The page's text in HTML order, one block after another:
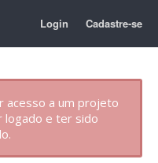
Login Cadastre-se
acesso a um projeto
logado e ter sido